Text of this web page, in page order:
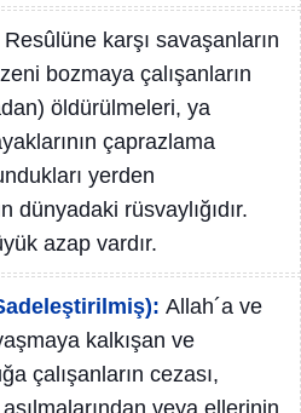
karşı savaşanların
bozmaya çalışanların
öldürülmeleri, ya
çaprazlama
yerden
dünyadaki rüsvaylığıdır.
azap vardır.
Allah´a ve
kalkışan ve
çalışanların cezası,
veya ellerinin